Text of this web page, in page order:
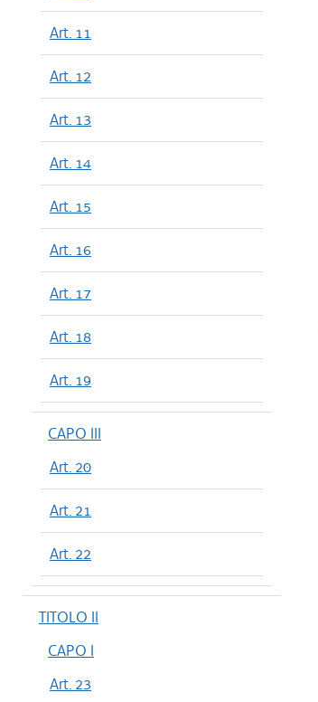
Art. 11
Art. 12
Art. 13
Art. 14
Art. 15
Art. 16
Art. 17
Art. 18
Art. 19
CAPO III
Art. 20
Art. 21
Art. 22
TITOLO II
CAPO I
Art. 23